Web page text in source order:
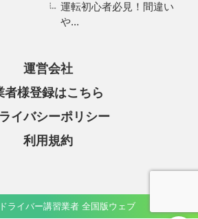
運転初心者必見！間違い
や...
運営会社
者様登録はこちら
イバシーポリシー
利用規約
ライバー講習業者 全国版ウェブ